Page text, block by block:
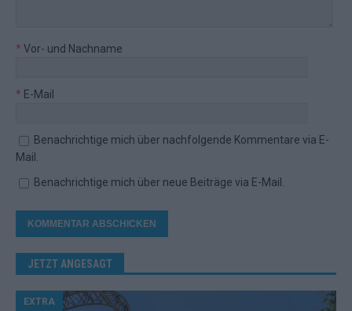
* Vor- und Nachname
* E-Mail
Benachrichtige mich über nachfolgende Kommentare via E-
Mail.
Benachrichtige mich über neue Beiträge via E-Mail.
JETZT ANGESAGT
EXTRA